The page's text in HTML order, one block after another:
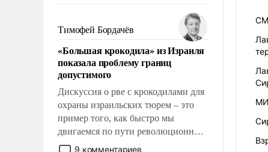
беспрекословно оплачиваться за
счет российских
налогоплательщиков и где за свои
поступки не нужно отвечать.
Тимофей Бордачёв
«Большая крокодила» из Израиля
показала проблему границ
допустимого
Дискуссия о рве с крокодилами для
охраны израильских тюрем – это
пример того, как быстро мы
двигаемся по пути революционных
изменений. То, что несколько лет
9 комментариев